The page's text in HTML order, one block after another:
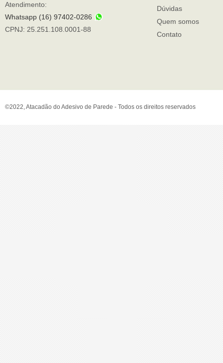
Atendimento:
Whatsapp (16) 97402-0286
CPNJ: 25.251.108.0001-88
Dúvidas
Quem somos
Contato
©2022, Atacadão do Adesivo de Parede - Todos os direitos reservados